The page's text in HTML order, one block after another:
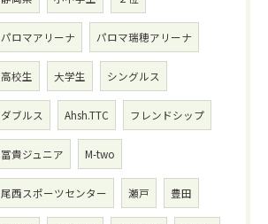
パロマアリーナ パロマ瑞穂アリーナ
高校生 大学生 シングルス
ダブルス Ahsh.TTC フレンドシップ
冨貴ジュニア M-two
尾西スポーツセンター 瀬戸 豊田